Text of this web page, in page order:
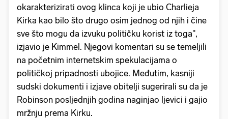
okarakterizirati ovog klinca koji je ubio Charlieja
Kirka kao bilo što drugo osim jednog od njih i čine
sve što mogu da izvuku političku korist iz toga",
izjavio je Kimmel. Njegovi komentari su se temeljili
na početnim internetskim spekulacijama o
političkoj pripadnosti ubojice. Međutim, kasniji
sudski dokumenti i izjave obitelji sugerirali su da je
Robinson posljednjih godina naginjao ljevici i gajio
mržnju prema Kirku.